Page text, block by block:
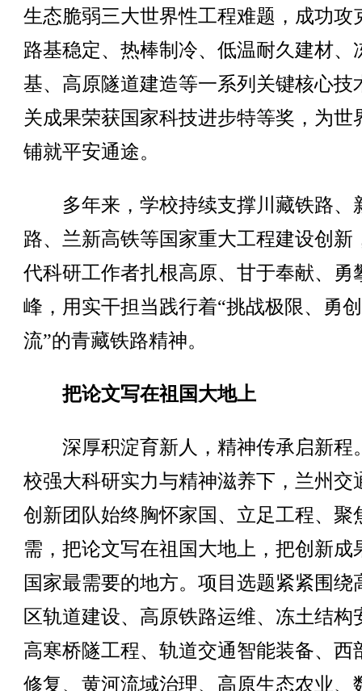
生态脆弱三大世界性工程难题，成功攻
路基稳定、热棒制冷、低温耐久建材、
基、高原隧道建造等一系列关键核心技
关成果荣获国家科技进步特等奖，为世
铺就平安通途。
多年来，学校持续支撑川藏铁路、
路、兰新高铁等国家重大工程建设创新
代科研工作者扎根高原、甘于奉献、勇
峰，用实干担当践行着“挑战极限、勇
流”的青藏铁路精神。
把论文写在祖国大地上
深厚积淀育新人，精神传承启新程
校强大科研实力与精神滋养下，兰州交
创新团队始终胸怀家国、立足工程、聚
需，把论文写在祖国大地上，把创新成
国家最需要的地方。项目选题紧紧围绕
区轨道建设、高原铁路运维、冻土结构
高寒桥隧工程、轨道交通智能装备、西
修复、黄河流域治理、高原生态农业、